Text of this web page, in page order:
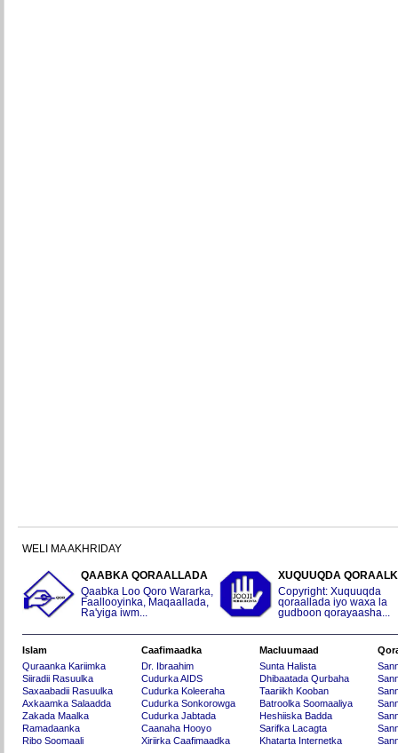
WELI MA AKHRIDAY
QAABKA QORAALLADA
Qaabka Loo Qoro Wararka,
Faallooyinka, Maqaallada,
Ra'yiga iwm...
XUQUUQDA
Copyright: Xuquuqda
qoraallada iyo waxa la
gudboon qorayaasha...
Islam
Quraanka Kariimka
Siiradii Rasuulka
Saxaabadii Rasuulka
Axkaamka Salaadda
Zakada Maalka
Ramadaanka
Ribo Soomaali
Caafimaadka
Dr. Ibraahim
Cudurka AIDS
Cudurka Koleeraha
Cudurka Sonkorowga
Cudurka Jabtada
Caanaha Hooyo
Xiriirka Caafimaadka
Macluumaad
Sunta Halista
Dhibaatada Qurbaha
Taariikh Kooban
Batroolka Soomaaliya
Heshiiska Badda
Sarifka Lacagta
Khatarta Internetka